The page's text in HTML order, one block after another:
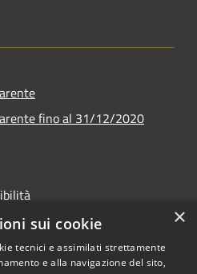
fino al 31/12/2020
×
sui cookie
tecnici e assimilati strettamente
e alla navigazione del sito,